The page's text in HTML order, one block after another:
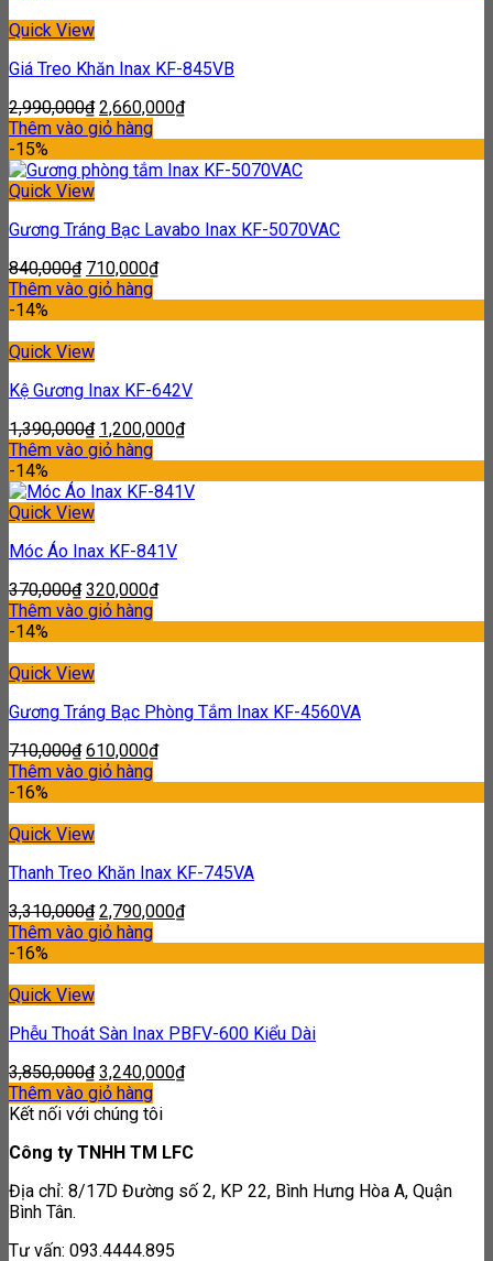
Quick View
Giá Treo Khăn Inax KF-845VB
2,990,000₫ 2,660,000₫
Thêm vào giỏ hàng
-15%
Quick View
Gương Tráng Bạc Lavabo Inax KF-5070VAC
840,000₫ 710,000₫
Thêm vào giỏ hàng
-14%
Quick View
Kệ Gương Inax KF-642V
1,390,000₫ 1,200,000₫
Thêm vào giỏ hàng
-14%
Quick View
Móc Áo Inax KF-841V
370,000₫ 320,000₫
Thêm vào giỏ hàng
-14%
Quick View
Gương Tráng Bạc Phòng Tắm Inax KF-4560VA
710,000₫ 610,000₫
Thêm vào giỏ hàng
-16%
Quick View
Thanh Treo Khăn Inax KF-745VA
3,310,000₫ 2,790,000₫
Thêm vào giỏ hàng
-16%
Quick View
Phễu Thoát Sàn Inax PBFV-600 Kiểu Dài
3,850,000₫ 3,240,000₫
Thêm vào giỏ hàng
Kết nối với chúng tôi
Công ty TNHH TM LFC
Địa chỉ: 8/17D Đường số 2, KP 22, Bình Hưng Hòa A, Quận
Bình Tân.
Tư vấn: 093.4444.895